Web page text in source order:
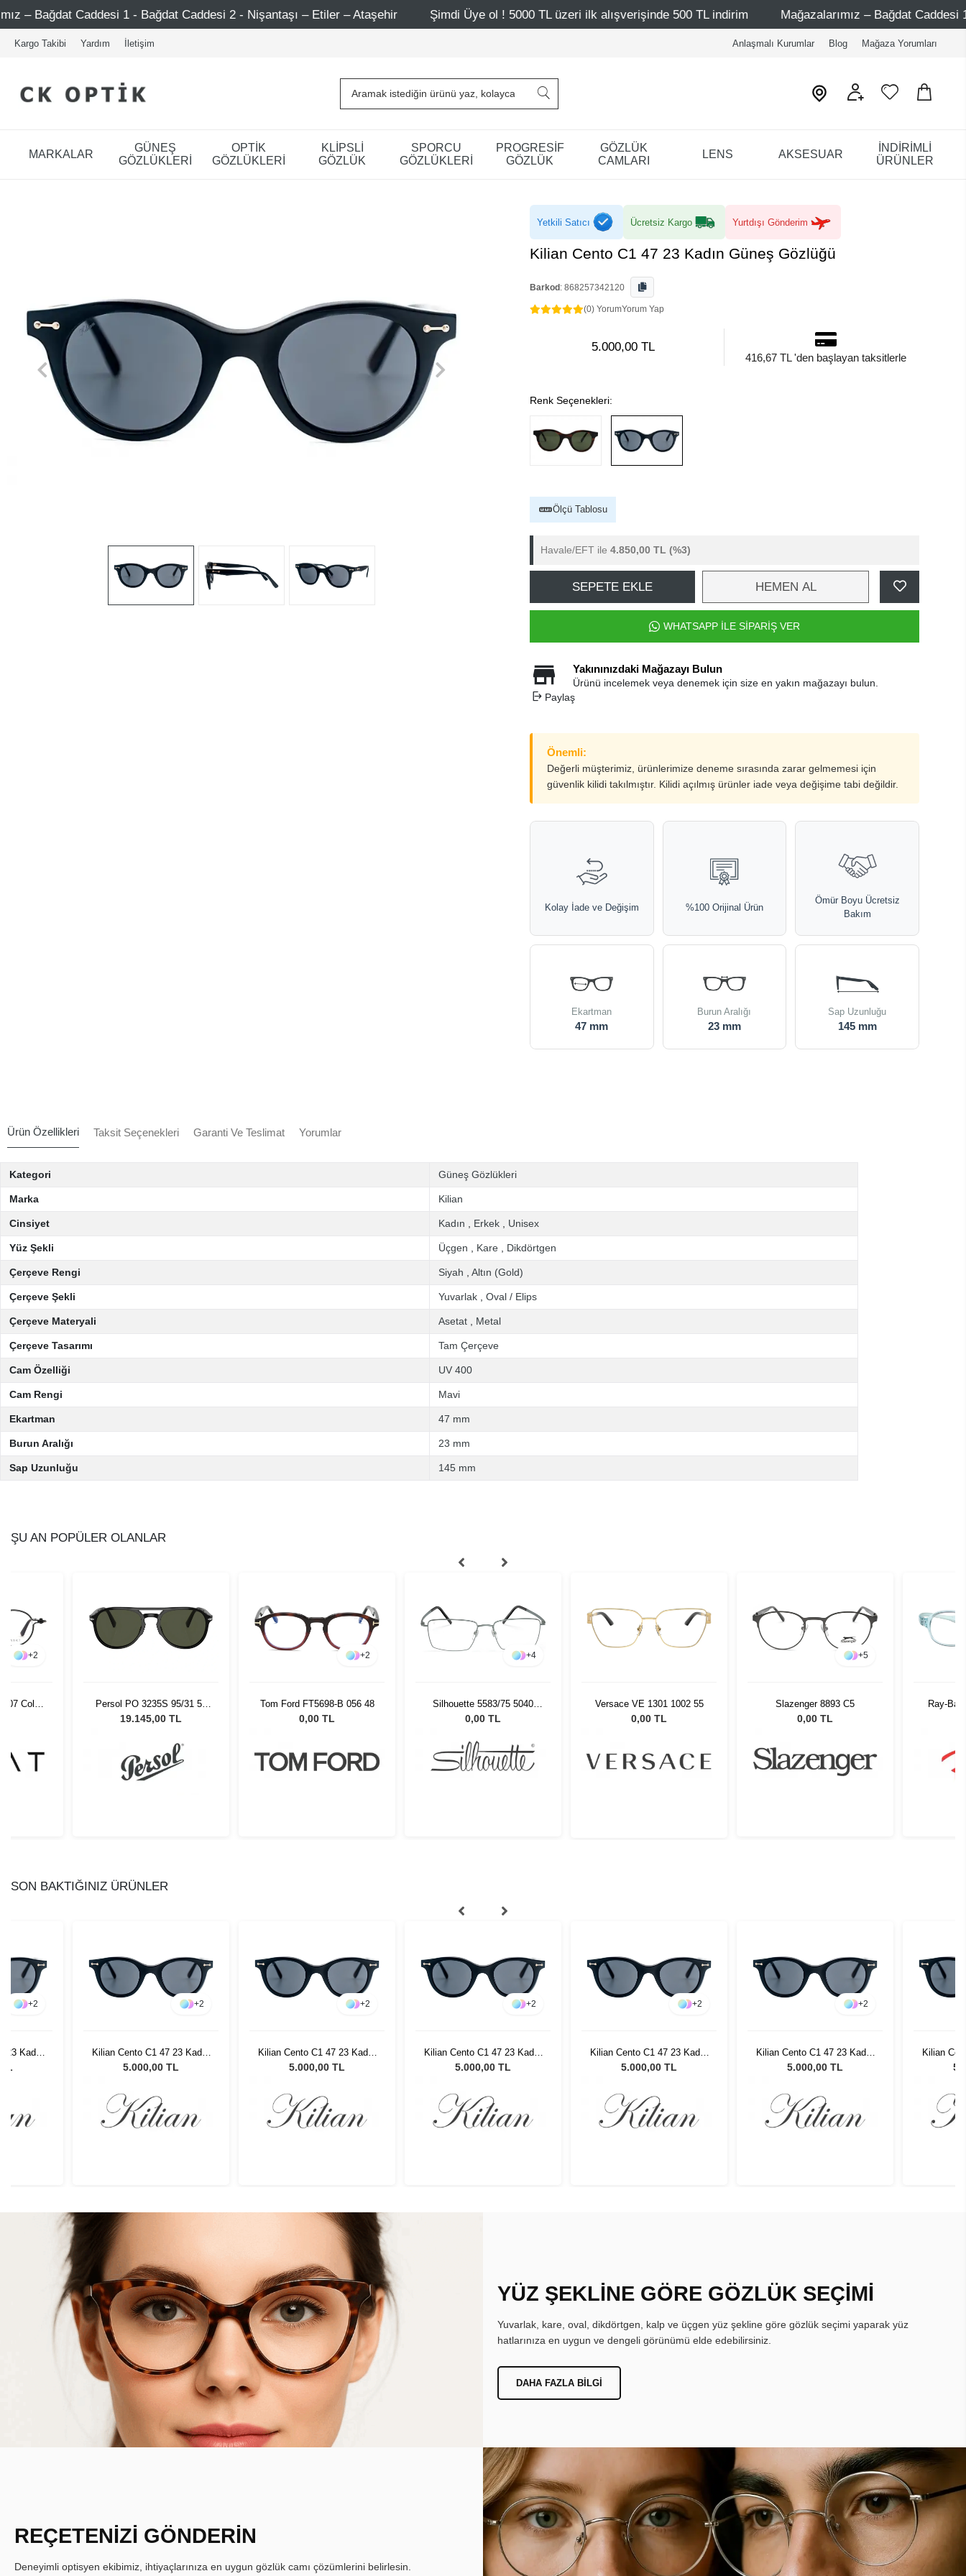
1 - Bağdat Caddesi 2 - Nişantaşı – Etiler – Ataşehir Şimdi Üye ol ! 5000 TL üzeri ilk alışverişinde 500 TL indirim Mağazalarımız – Bağdat Caddesi 1 - Bağdat
Kargo Takibi Yardım İletişim Anlaşmalı Kurumlar Blog Mağaza Yorumları
MARKALAR
GÜNEŞ
GÖZLÜKLERİ
OPTİK
GÖZLÜKLERİ
KLİPSLİ
GÖZLÜK
SPORCU
GÖZLÜKLERİ
PROGRESİF
GÖZLÜK
GÖZLÜK
CAMLARI
LENS AKSESUAR
İNDİRİMLİ
ÜRÜNLER
Yetkili Satıcı Ücretsiz Kargo Yurtdışı Gönderim
Kilian Cento C1 47 23 Kadın Güneş Gözlüğü
Barkod : 868257342120
(0) YorumYorum Yap
5.000,00 TL
416,67 TL 'den başlayan taksitlerle
Renk Seçenekleri:
Ölçü Tablosu
Havale/EFT ile 4.850,00 TL (%3)
SEPETE EKLE HEMEN AL
WHATSAPP İLE SİPARİŞ VER
Yakınınızdaki Mağazayı Bulun
Ürünü incelemek veya denemek için size en yakın mağazayı bulun.
Paylaş
Önemli:
Değerli müşterimiz, ürünlerimize deneme sırasında zarar gelmemesi için
güvenlik kilidi takılmıştır. Kilidi açılmış ürünler iade veya değişime tabi değildir.
Kolay İade ve Değişim %100 Orijinal Ürün
Ömür Boyu Ücretsiz
Bakım
Ekartman
47 mm
Burun Aralığı
23 mm
Sap Uzunluğu
145 mm
Ürün Özellikleri Taksit Seçenekleri Garanti Ve Teslimat Yorumlar
Kategori Güneş Gözlükleri
Marka Kilian
Cinsiyet Kadın Erkek Unisex
Yüz Şekli Üçgen Kare Dikdörtgen
Çerçeve Rengi Siyah Altın (Gold)
Çerçeve Şekli Yuvarlak Oval / Elips
Çerçeve Materyali Asetat Metal
Çerçeve Tasarımı Tam Çerçeve
Cam Özelliği UV 400
Cam Rengi Mavi
Ekartman 47 mm
Burun Aralığı 23 mm
Sap Uzunluğu 145 mm
ŞU AN POPÜLER OLANLAR
+2
Col
Persol PO 3235S 95/31 55
Unisex Güneş Gözlüğü
19.145,00 TL
+2
Tom Ford FT5698-B 056 48
0,00 TL
+4
Silhouette 5583/75 5040
53/18
0,00 TL
Versace VE 1301 1002 55
0,00 TL
+5
Slazenger 8893 C5
0,00 TL
Ray-
SON BAKTIĞINIZ ÜRÜNLER
+2
23 Kadın
+2
Kilian Cento C1 47 23 Kadın
Güneş Gözlüğü
5.000,00 TL
+2
Kilian Cento C1 47 23 Kadın
Güneş Gözlüğü
5.000,00 TL
+2
Kilian Cento C1 47 23 Kadın
Güneş Gözlüğü
5.000,00 TL
+2
Kilian Cento C1 47 23 Kadın
Güneş Gözlüğü
5.000,00 TL
+2
Kilian Cento C1 47 23 Kadın
Güneş Gözlüğü
5.000,00 TL
Kilian
YÜZ ŞEKLİNE GÖRE GÖZLÜK SEÇİMİ
Yuvarlak, kare, oval, dikdörtgen, kalp ve üçgen yüz şekline göre gözlük seçimi yaparak yüz
hatlarınıza en uygun ve dengeli görünümü elde edebilirsiniz.
DAHA FAZLA BILGI
REÇETENİZİ GÖNDERİN
Deneyimli optisyen ekibimiz, ihtiyaçlarınıza en uygun gözlük camı çözümlerini belirlesin.